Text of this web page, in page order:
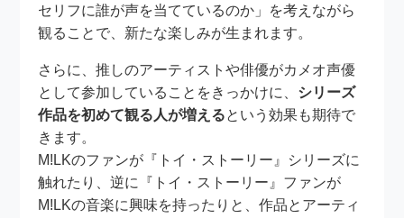
セリフに誰が声を当てているのか」を考えながら
観ることで、新たな楽しみが生まれます。
さらに、推しのアーティストや俳優がカメオ声優
として参加していることをきっかけに、 シリーズ
作品を初めて観る人が増えるという効果も期待で
きます。
M!LKのファンが『トイ・ストーリー』シリーズに
触れたり、逆に『トイ・ストーリー』ファンが
M!LKの音楽に興味を持ったりと、作品とアーティ